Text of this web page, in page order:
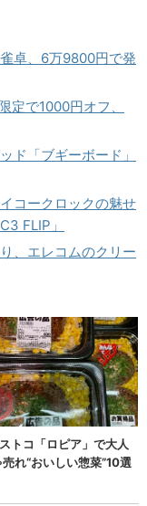
卓、6万9800円で発
定で1000円オフ、
ド「ブギーボード」
コークロックの魅せ
FLIP」
、エレコムのクリー